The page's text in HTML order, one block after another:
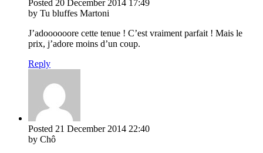
Posted 20 December 2014 17:49
by Tu bluffes Martoni
J’adoooooore cette tenue ! C’est vraiment parfait ! Mais le
prix, j’adore moins d’un coup.
Reply
Posted 21 December 2014 22:40
by Chô